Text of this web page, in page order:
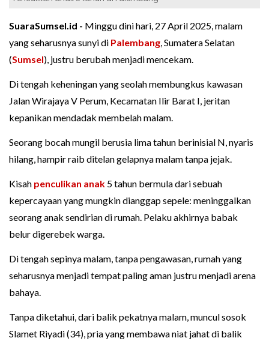
SuaraSumsel.id - Minggu dini hari, 27 April 2025, malam
yang seharusnya sunyi di Palembang, Sumatera Selatan
(Sumsel), justru berubah menjadi mencekam.
Di tengah keheningan yang seolah membungkus kawasan
Jalan Wirajaya V Perum, Kecamatan Ilir Barat I, jeritan
kepanikan mendadak membelah malam.
Seorang bocah mungil berusia lima tahun berinisial N, nyaris
hilang, hampir raib ditelan gelapnya malam tanpa jejak.
Kisah penculikan anak 5 tahun bermula dari sebuah
kepercayaan yang mungkin dianggap sepele: meninggalkan
seorang anak sendirian di rumah. Pelaku akhirnya babak
belur digerebek warga.
Di tengah sepinya malam, tanpa pengawasan, rumah yang
seharusnya menjadi tempat paling aman justru menjadi arena
bahaya.
Tanpa diketahui, dari balik pekatnya malam, muncul sosok
Slamet Riyadi (34), pria yang membawa niat jahat di balik